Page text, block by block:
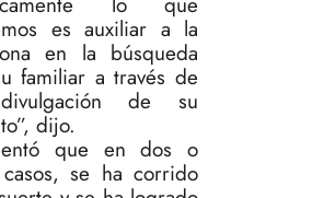
es auxiliar a la
en la búsqueda
familiar a través de
de su
dijo.
que en dos o
se ha corrido